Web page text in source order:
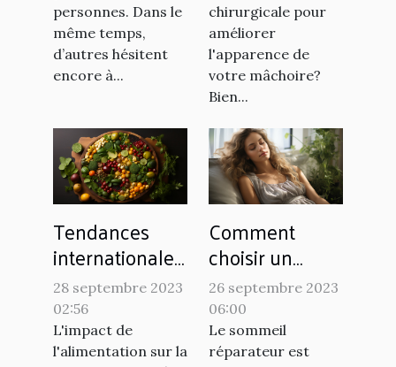
personnes. Dans le
même temps,
d’autres hésitent
encore à...
chirurgicale pour
améliorer
l'apparence de
votre mâchoire?
Bien...
Tendances
internationales
: comment
différents pays
utilisent
28 septembre 2023
02:56
L'impact de
l'alimentation sur la
Comment
choisir un
matelas
hybride pour
un sommeil
26 septembre 2023
06:00
Le sommeil
réparateur est